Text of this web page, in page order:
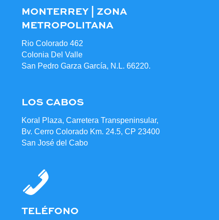
MONTERREY | ZONA
METROPOLITANA
Rio Colorado 462
Colonia Del Valle
San Pedro Garza García, N.L. 66220.
LOS CABOS
Koral Plaza, Carretera Transpeninsular,
Bv. Cerro Colorado Km. 24.5, CP 23400
San José del Cabo
TELÉFONO